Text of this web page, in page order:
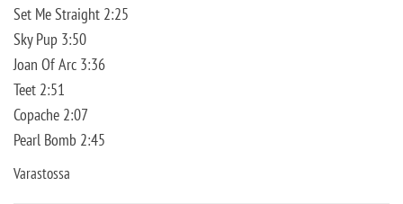
Set Me Straight 2:25
Sky Pup 3:50
Joan Of Arc 3:36
Teet 2:51
Copache 2:07
Pearl Bomb 2:45
Varastossa